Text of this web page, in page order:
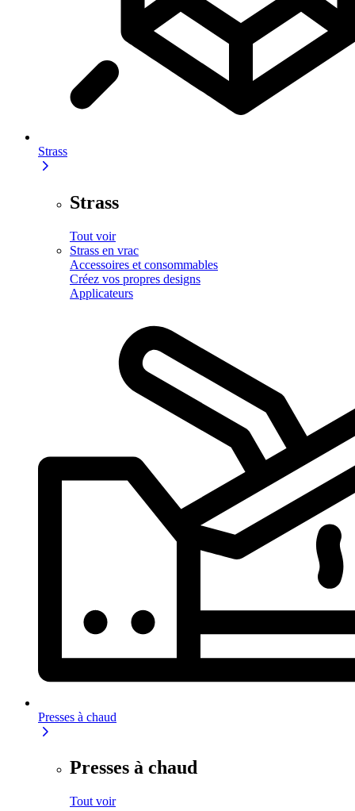
Strass
Strass
Tout voir
Strass en vrac
Accessoires et consommables
Créez vos propres designs
Applicateurs
Presses à chaud
Presses à chaud
Tout voir